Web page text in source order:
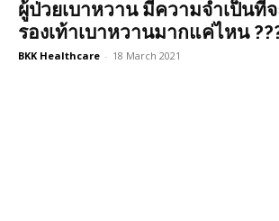
ผู้ป่วยเบาหวาน มีความจำเป็นที่
รองเท้าเบาหวานมากแค่ไหน
BKK Healthcare - 18 March 2021